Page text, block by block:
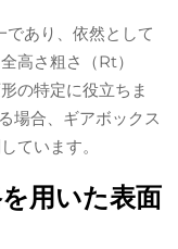
あり、依然として
高さ粗さ（Rt）
の特定に役立ちま
場合、ギアボックス
ています。
用いた表面